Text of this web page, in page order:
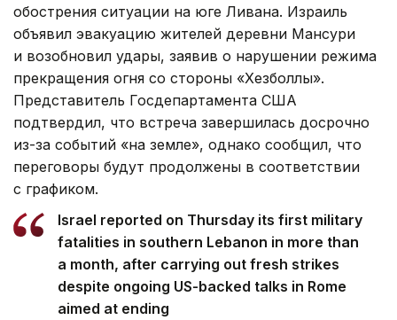
обострения ситуации на юге Ливана. Израиль
объявил эвакуацию жителей деревни Мансури
и возобновил удары, заявив о нарушении режима
прекращения огня со стороны «Хезболлы».
Представитель Госдепартамента США
подтвердил, что встреча завершилась досрочно
из-за событий «на земле», однако сообщил, что
переговоры будут продолжены в соответствии
с графиком.
Israel reported on Thursday its first military
fatalities in southern Lebanon in more than
a month, after carrying out fresh strikes
despite ongoing US-backed talks in Rome
aimed at ending